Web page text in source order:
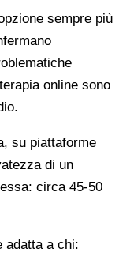
sempre più
online sono
su piattaforme
di un
circa 45-50
adatta a chi: